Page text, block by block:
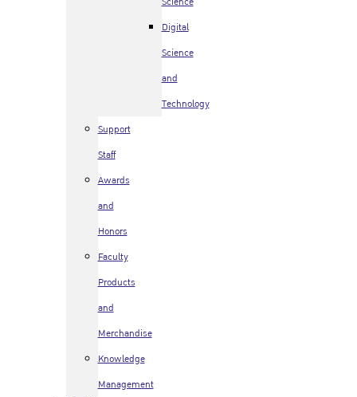
Digital
Science
and
Technology
Support
Staff
Awards
and
Honors
Faculty
Products
and
Merchandise
Knowledge
Management